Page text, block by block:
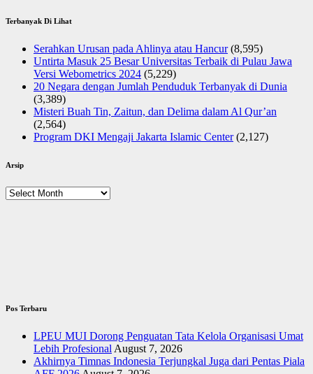
Terbanyak Di Lihat
Serahkan Urusan pada Ahlinya atau Hancur (8,595)
Untirta Masuk 25 Besar Universitas Terbaik di Pulau Jawa
Versi Webometrics 2024 (5,229)
20 Negara dengan Jumlah Penduduk Terbanyak di Dunia
(3,389)
Misteri Buah Tin, Zaitun, dan Delima dalam Al Qur’an
(2,564)
Program DKI Mengaji Jakarta Islamic Center (2,127)
Arsip
Arsip
Pos Terbaru
LPEU MUI Dorong Penguatan Tata Kelola Organisasi Umat
Lebih Profesional August 7, 2026
Akhirnya Timnas Indonesia Terjungkal Juga dari Pentas Piala